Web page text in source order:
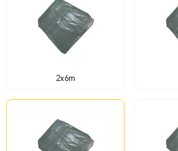
2x6m